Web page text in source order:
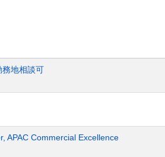
務地相談可
APAC Commercial Excellence